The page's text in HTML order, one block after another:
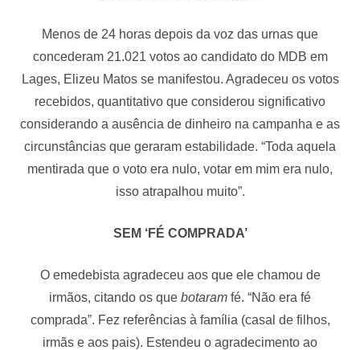
Menos de 24 horas depois da voz das urnas que
concederam 21.021 votos ao candidato do MDB em
Lages, Elizeu Matos se manifestou. Agradeceu os votos
recebidos, quantitativo que considerou significativo
considerando a ausência de dinheiro na campanha e as
circunstâncias que geraram estabilidade. “Toda aquela
mentirada que o voto era nulo, votar em mim era nulo,
isso atrapalhou muito”.
SEM ‘FÉ COMPRADA’
O emedebista agradeceu aos que ele chamou de
irmãos, citando os que botaram fé. “Não era fé
comprada”. Fez referências à família (casal de filhos,
irmãs e aos pais). Estendeu o agradecimento ao